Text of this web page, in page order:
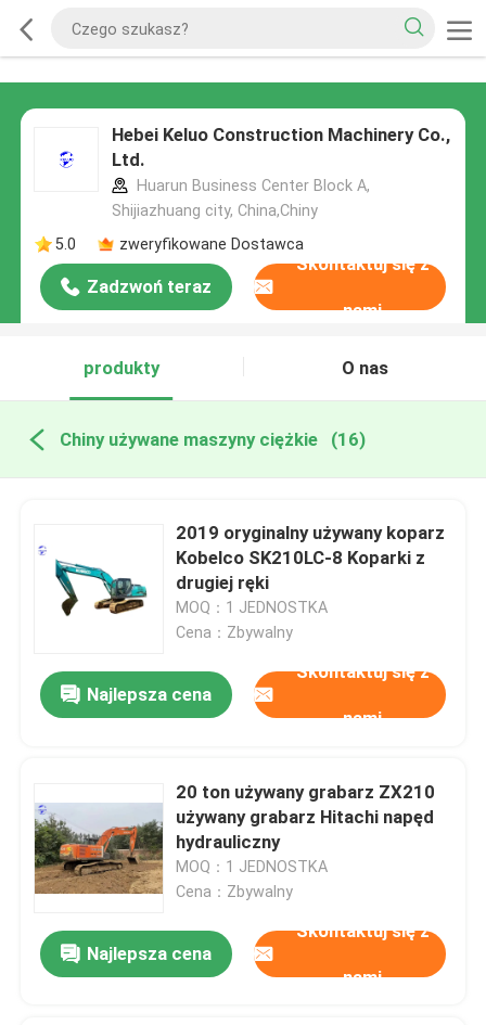
Hebei Keluo Construction Machinery Co.,
Ltd.
Huarun Business Center Block A,
Shijiazhuang city, China,Chiny
5.0
zweryfikowane Dostawca
Zadzwoń teraz
Skontaktuj się z
nami
produkty O nas
Chiny używane maszyny ciężkie (16)
2019 oryginalny używany koparz
Kobelco SK210LC-8 Koparki z
drugiej ręki
MOQ：1 JEDNOSTKA
Cena：Zbywalny
Najlepsza cena
Skontaktuj się z
nami
20 ton używany grabarz ZX210
używany grabarz Hitachi napęd
hydrauliczny
MOQ：1 JEDNOSTKA
Cena：Zbywalny
Najlepsza cena
Skontaktuj się z
nami